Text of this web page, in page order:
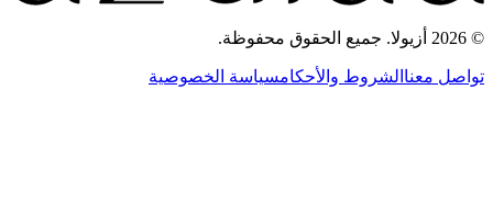
© 2026 أزيولا. جميع الحقوق محفوظة.
تواصل معنا الشروط والأحكامسياسة الخصوصية